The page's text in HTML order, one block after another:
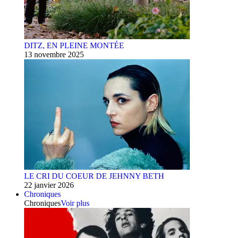
DITZ, EN PLEINE MONTÉE
13 novembre 2025
LE CRI DU COEUR DE JEHNNY BETH
22 janvier 2026
Chroniques
ChroniquesVoir plus